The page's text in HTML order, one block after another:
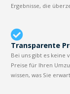
Ergebnisse, die
Transparente
Bei uns gibt es keine
Preise für Ihren
wissen, was Sie